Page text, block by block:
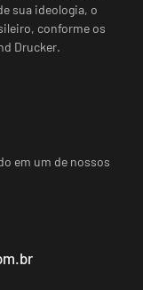
sua ideologia, o
conforme os
Drucker.
em um de nossos